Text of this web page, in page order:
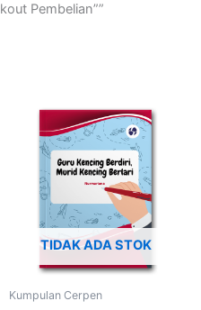
Pembelian””
TIDAK ADA STOK
Kumpulan Cerpen